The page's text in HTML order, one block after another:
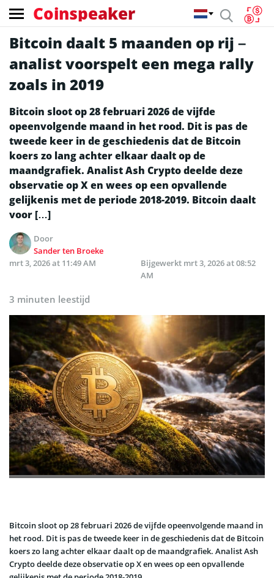
Coinspeaker
Bitcoin daalt 5 maanden op rij –
analist voorspelt een mega rally
zoals in 2019
Bitcoin sloot op 28 februari 2026 de vijfde
opeenvolgende maand in het rood. Dit is pas de
tweede keer in de geschiedenis dat de Bitcoin
koers zo lang achter elkaar daalt op de
maandgrafiek. Analist Ash Crypto deelde deze
observatie op X en wees op een opvallende
gelijkenis met de periode 2018-2019. Bitcoin daalt
voor […]
Door
Sander ten Broeke
mrt 3, 2026 at 11:49 AM
Bijgewerkt mrt 3, 2026 at 08:52
AM
3 minuten leestijd
Bitcoin sloot op 28 februari 2026 de vijfde opeenvolgende maand in
het rood. Dit is pas de tweede keer in de geschiedenis dat de Bitcoin
koers zo lang achter elkaar daalt op de maandgrafiek. Analist Ash
Crypto deelde deze observatie op X en wees op een opvallende